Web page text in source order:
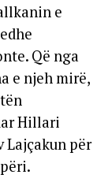
e
Që nga
e njeh mirë,
Hillari
për